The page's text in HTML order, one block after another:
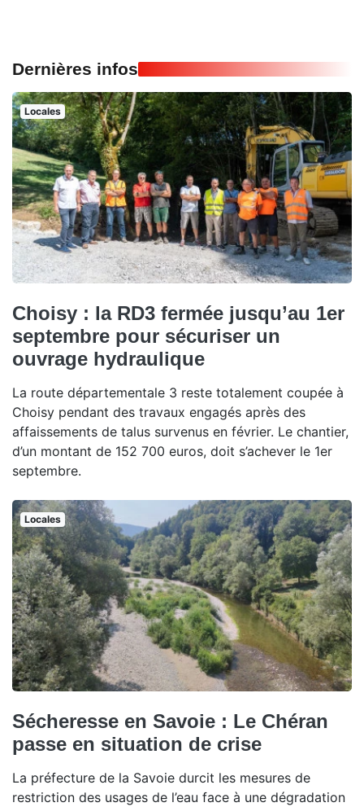
Dernières infos
Locales
Choisy : la RD3 fermée jusqu’au 1er
septembre pour sécuriser un
ouvrage hydraulique
La route départementale 3 reste totalement coupée à
Choisy pendant des travaux engagés après des
affaissements de talus survenus en février. Le chantier,
d’un montant de 152 700 euros, doit s’achever le 1er
septembre.
Locales
Sécheresse en Savoie : Le Chéran
passe en situation de crise
La préfecture de la Savoie durcit les mesures de
restriction des usages de l’eau face à une dégradation